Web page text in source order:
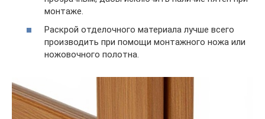
монтаже.
Раскрой отделочного материала лучше всего
производить при помощи монтажного ножа или
ножовочного полотна.